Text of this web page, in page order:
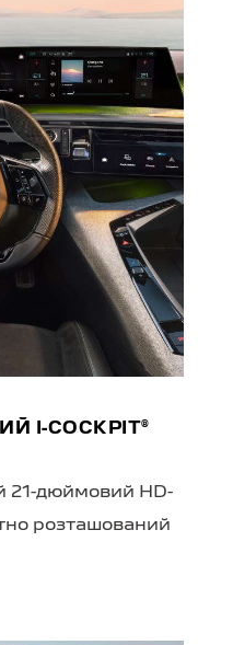
I-COCKPIT®
21-дюймовий HD-
розташований